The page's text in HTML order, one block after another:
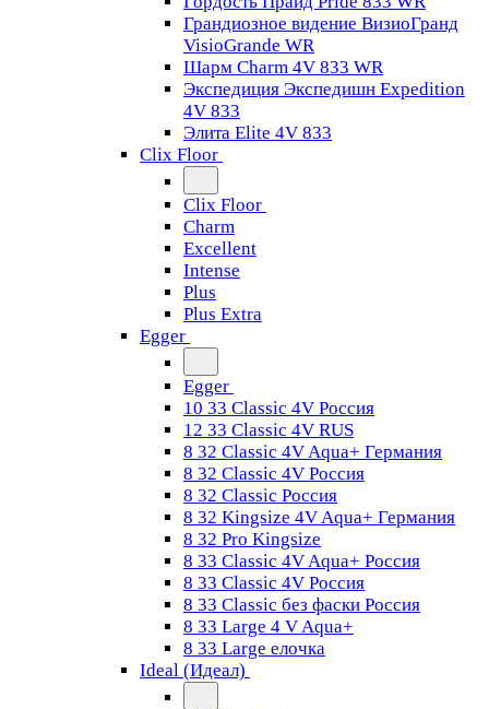
Грандиозное видение ВизиоГранд
VisioGrande WR
Шарм Charm 4V 833 WR
Экспедиция Экспедишн Expedition
4V 833
Элита Elite 4V 833
Clix Floor
Clix Floor
Charm
Excellent
Intense
Plus
Plus Extra
Egger
Egger
10 33 Classic 4V Россия
12 33 Classic 4V RUS
8 32 Classic 4V Aqua+ Германия
8 32 Classic 4V Россия
8 32 Classic Россия
8 32 Kingsize 4V Aqua+ Германия
8 32 Pro Kingsize
8 33 Classic 4V Aqua+ Россия
8 33 Classic 4V Россия
8 33 Classic без фаски Россия
8 33 Large 4 V Aqua+
8 33 Large елочка
Ideal (Идеал)